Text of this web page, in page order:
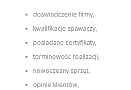
doświadczenie firmy,
kwalifikacje spawaczy,
posiadane certyfikaty,
terminowość realizacji,
nowoczesny sprzęt,
opinie klientów,